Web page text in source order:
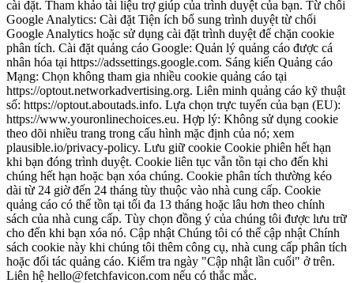
cài đặt. Tham khảo tài liệu trợ giúp của trình duyệt của bạn. Từ chối
Google Analytics: Cài đặt Tiện ích bổ sung trình duyệt từ chối
Google Analytics hoặc sử dụng cài đặt trình duyệt để chặn cookie
phân tích. Cài đặt quảng cáo Google: Quản lý quảng cáo được cá
nhân hóa tại https://adssettings.google.com. Sáng kiến ​​Quảng cáo
Mạng: Chọn không tham gia nhiều cookie quảng cáo tại
https://optout.networkadvertising.org. Liên minh quảng cáo kỹ thuật
số: https://optout.aboutads.info. Lựa chọn trực tuyến của bạn (EU):
https://www.youronlinechoices.eu. Hợp lý: Không sử dụng cookie
theo dõi nhiều trang trong cấu hình mặc định của nó; xem
plausible.io/privacy-policy. Lưu giữ cookie Cookie phiên hết hạn
khi bạn đóng trình duyệt. Cookie liên tục vẫn tồn tại cho đến khi
chúng hết hạn hoặc bạn xóa chúng. Cookie phân tích thường kéo
dài từ 24 giờ đến 24 tháng tùy thuộc vào nhà cung cấp. Cookie
quảng cáo có thể tồn tại tối đa 13 tháng hoặc lâu hơn theo chính
sách của nhà cung cấp. Tùy chọn đồng ý của chúng tôi được lưu trữ
cho đến khi bạn xóa nó. Cập nhật Chúng tôi có thể cập nhật Chính
sách cookie này khi chúng tôi thêm công cụ, nhà cung cấp phân tích
hoặc đối tác quảng cáo. Kiểm tra ngày "Cập nhật lần cuối" ở trên.
Liên hệ hello@fetchfavicon.com nếu có thắc mắc.